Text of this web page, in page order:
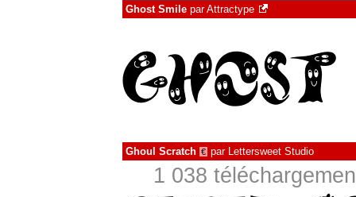
Ghost Smile parAttractype
Ghoul Scratch € par Lettersweet Studio
1 038